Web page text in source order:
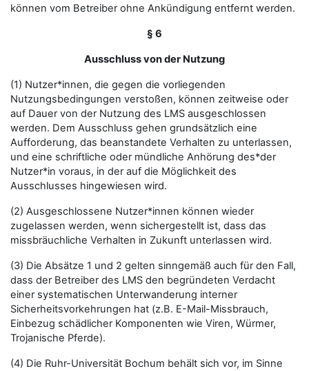
können vom Betreiber ohne Ankündigung entfernt werden.
§ 6
Ausschluss von der Nutzung
(1) Nutzer*innen, die gegen die vorliegenden
Nutzungsbedingungen verstoßen, können zeitweise oder
auf Dauer von der Nutzung des LMS ausgeschlossen
werden. Dem Ausschluss gehen grundsätzlich eine
Aufforderung, das beanstandete Verhalten zu unterlassen,
und eine schriftliche oder mündliche Anhörung des*der
Nutzer*in voraus, in der auf die Möglichkeit des
Ausschlusses hingewiesen wird.
(2) Ausgeschlossene Nutzer*innen können wieder
zugelassen werden, wenn sichergestellt ist, dass das
missbräuchliche Verhalten in Zukunft unterlassen wird.
(3) Die Absätze 1 und 2 gelten sinngemäß auch für den Fall,
dass der Betreiber des LMS den begründeten Verdacht
einer systematischen Unterwanderung interner
Sicherheitsvorkehrungen hat (z.B. E-Mail-Missbrauch,
Einbezug schädlicher Komponenten wie Viren, Würmer,
Trojanische Pferde).
(4) Die Ruhr-Universität Bochum behält sich vor, im Sinne